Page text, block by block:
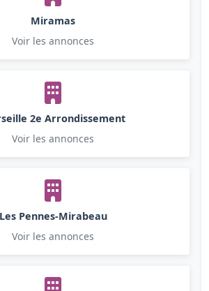
Miramas
Voir les annonces
2e Arrondissement
Voir les annonces
Les Pennes-Mirabeau
Voir les annonces